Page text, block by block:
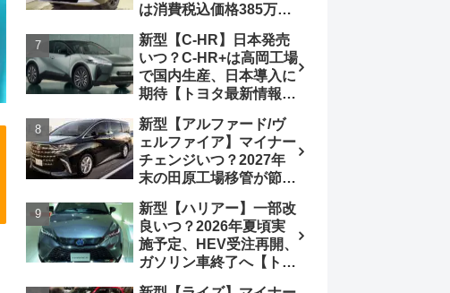
は消費税込価格385万円
19.1km/L、納期4～5か
月】ナビUI・冬用タイ
ヤ・ウィルダネス日本発
売は？カーオブザイヤー
とJNCAP大賞受賞後も
残る注意点
新型【C-HR】日本発売
いつ？C-HR+は高岡工場
で国内生産、日本導入に
期待【トヨタ最新情報】
売、2代目HEV・PHEV
は日本未導入
新型【アルファード/ヴ
ェルファイア】マイナー
チェンジいつ？2027年
末の田原工場移管が節目
のフェイスリフト予想
【トヨタ最新情報】
2026年6月一部改良済
み、消費税込価格559万
9000円から
新型【ハリアー】一部改
良いつ？2026年夏頃実
施予定、HEV受注再開、
ガソリン車終了へ【トヨ